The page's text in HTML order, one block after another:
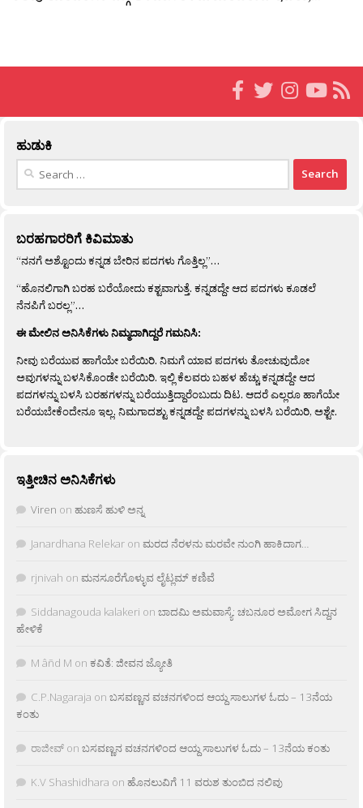
ಹುಡುಕಿ
Search
ಬರಹಗಾರರಿಗೆ ಕಿವಿಮಾತು
“ನನಗೆ ಅಶ್ಟೊಂದು ಕನ್ನಡ ಬೇರಿನ ಪದಗಳು ಗೊತ್ತಿಲ್ಲ”…
“ಹೊನಲಿಗಾಗಿ ಬರಹ ಬರೆಯೋದು ಕಶ್ಟವಾಗುತ್ತೆ. ಕನ್ನಡದ್ದೇ ಆದ ಪದಗಳು ಕೂಡಲೆ
ನೆನಪಿಗೆ ಬರಲ್ಲ”…
ಈ ಮೇಲಿನ ಅನಿಸಿಕೆಗಳು ನಿಮ್ಮದಾಗಿದ್ದರೆ ಗಮನಿಸಿ:
ನೀವು ಬರೆಯುವ ಹಾಗೆಯೇ ಬರೆಯಿರಿ. ನಿಮಗೆ ಯಾವ ಪದಗಳು ತೋಚುವುದೋ
ಅವುಗಳನ್ನು ಬಳಸಿಕೊಂಡೇ ಬರೆಯಿರಿ. ಇಲ್ಲಿ ಕೆಲವರು ಬಹಳ ಹೆಚ್ಚು ಕನ್ನಡದ್ದೇ ಆದ
ಪದಗಳನ್ನು ಬಳಸಿ ಬರಹಗಳನ್ನು ಬರೆಯುತ್ತಿದ್ದಾರೆಂಬುದು ದಿಟ. ಆದರೆ ಎಲ್ಲರೂ ಹಾಗೆಯೇ
ಬರೆಯಬೇಕೆಂದೇನೂ ಇಲ್ಲ. ನಿಮಗಾದಶ್ಟು ಕನ್ನಡದ್ದೇ ಪದಗಳನ್ನು ಬಳಸಿ ಬರೆಯಿರಿ, ಅಶ್ಟೇ.
ಇತ್ತೀಚಿನ ಅನಿಸಿಕೆಗಳು
Viren on ಹುಣಸೆ ಹುಳಿ ಅನ್ನ
Janardhana Relekar on ಮರದ ನೆರಳನು ಮರವೇ ನುಂಗಿ ಹಾಕಿದಾಗ…
rjnivah on ಮನಸೂರೆಗೊಳ್ಳುವ ಲೈಟ್ಲಮ್ ಕಣಿವೆ
Siddanagouda kalakeri on ಬಾದಮಿ ಅಮವಾಸ್ಯೆ: ಚಬನೂರ ಅಮೋಗ ಸಿದ್ದನ
ಹೇಳಿಕೆ
M âñd M on ಕವಿತೆ: ಜೀವನ ಜ್ಯೋತಿ
C.P.Nagaraja on ಬಸವಣ್ಣನ ವಚನಗಳಿಂದ ಆಯ್ದ ಸಾಲುಗಳ ಓದು – 13ನೆಯ
ಕಂತು
ರಾಜೀವ್ on ಬಸವಣ್ಣನ ವಚನಗಳಿಂದ ಆಯ್ದ ಸಾಲುಗಳ ಓದು – 13ನೆಯ ಕಂತು
K.V Shashidhara on ಹೊನಲುವಿಗೆ 11 ವರುಶ ತುಂಬಿದ ನಲಿವು